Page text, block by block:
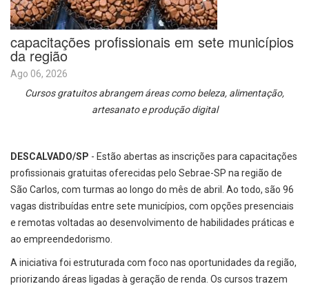
capacitações profissionais em sete municípios
da região
Ago 06, 2026
Cursos gratuitos abrangem áreas como beleza, alimentação,
artesanato e produção digital
DESCALVADO/SP - Estão abertas as inscrições para capacitações
profissionais gratuitas oferecidas pelo Sebrae-SP na região de
São Carlos, com turmas ao longo do mês de abril. Ao todo, são 96
vagas distribuídas entre sete municípios, com opções presenciais
e remotas voltadas ao desenvolvimento de habilidades práticas e
ao empreendedorismo.
A iniciativa foi estruturada com foco nas oportunidades da região,
priorizando áreas ligadas à geração de renda. Os cursos trazem